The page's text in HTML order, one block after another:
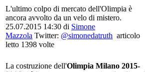
L'ultimo colpo di mercato dell'Olimpia è
ancora avvolto da un velo di mistero.
25.07.2015 14:30 di Simone
Mazzola Twitter: @simonedatruth articolo
letto 1398 volte
La costruzione dell'Olimpia Milano 2015-